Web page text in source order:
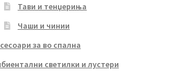
Тави и тенџериња
Чаши и чинии
за во спална
светилки и лустери